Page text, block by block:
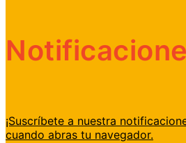
¡Suscríbete a nuestra
cuando abras tu navegador.